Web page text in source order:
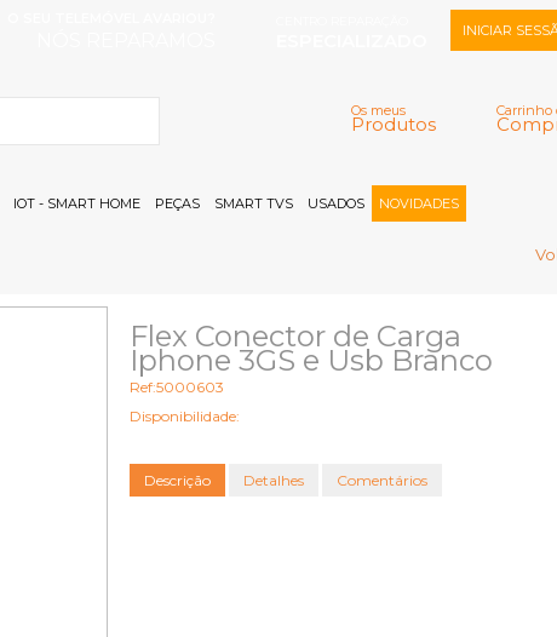
Carrinho
Os meus
Produtos
INICIAR
Memorizar
Registar |
IOT - SMART HOME PEÇAS SMART TVS USADOS NOVIDADES
Flex Conector de Carga
Iphone 3GS e Usb Branco
Ref:5000603
Disponibilidade:
Descrição Detalhes Comentários